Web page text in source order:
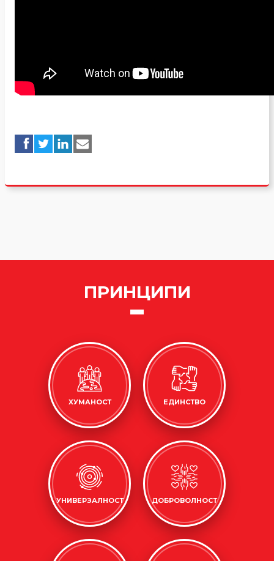
ПРИНЦИПИ
ХУМАНОСТ ЕДИНСТВО
УНИВЕРЗАЛНОСТ ДОБРОВОЛНОСТ